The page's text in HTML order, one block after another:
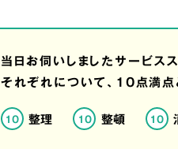
当日お伺いしましたサービスス
それぞれについて、10点満点
10 整理 10 整頓 10